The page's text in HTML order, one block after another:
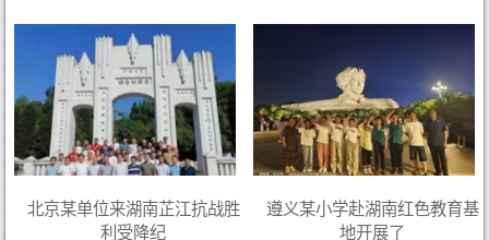
北京某单位来湖南芷江抗战胜
利受降纪
遵义某小学赴湖南红色教育基
地开展了